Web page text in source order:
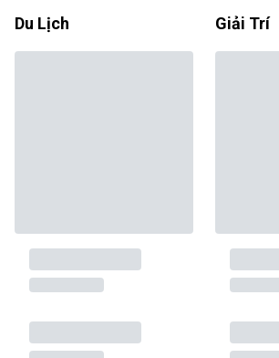
Du Lịch Giải Trí